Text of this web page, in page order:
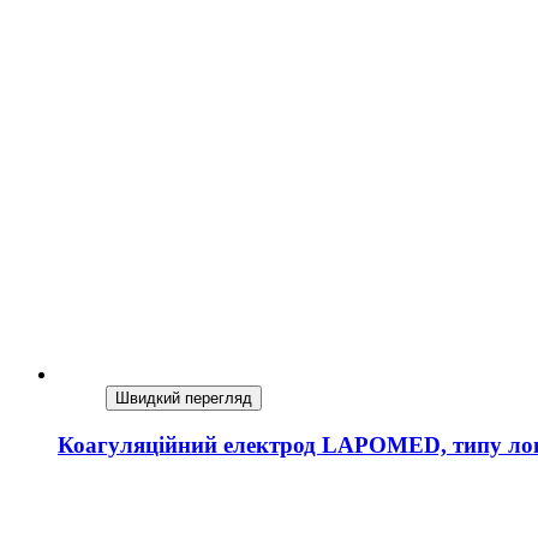
Швидкий перегляд
Коагуляційний електрод LAPOMED, типу